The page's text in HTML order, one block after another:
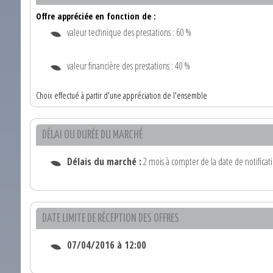
Offre appréciée en fonction de :
valeur technique des prestations : 60 %
valeur financière des prestations : 40 %
Choix effectué à partir d'une appréciation de l'ensemble
DÉLAI OU DURÉE DU MARCHÉ
Délais du marché :2 mois à compter de la date de
DATE LIMITE DE RÉCEPTION DES OFFRES
07/04/2016 à 12:00